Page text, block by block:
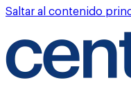
Saltar al contenido